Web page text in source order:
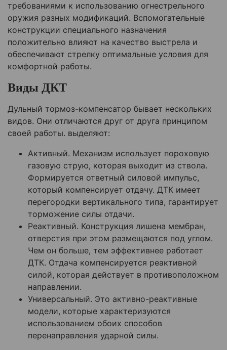
требованиями к использованию огнестрельного
оружия разных модификаций. Вспомогательные
конструкции специального назначения
положительно влияют на качество выстрела и
обеспечивают стрелку оптимальные условия для
комфортной работы.
Виды ДКТ
Дульный тормоз-компенсатор бывает нескольких
видов. Они отличаются друг от друга принципом
своей работы. выделяют:
Активный. Механизм использует пороховую
газовую струю, которая выходит из ствола.
Формируется ответный силовой импульс,
который компенсирует отдачу. ДТК имеет
перегородки вертикального типа, гарантирует
торможение силы отдачи.
Реактивный. Конструкция лишена мембран,
отверстия при этом размещаются под углом.
Чем он больше, тем эффективнее работает
ДТК. Отдача компенсируется реактивной
силой, которая действует в противоположном
направлении.
Универсальный. Это активно-реактивные
модели, которые характеризуются
использованием обоих способов
перенаправления ударной силы.